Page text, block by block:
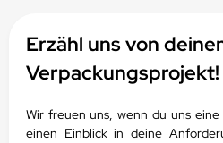
Erzähl uns von
Verpackungsprojekt!
Wir freuen uns, wenn du uns
einen Einblick in deine